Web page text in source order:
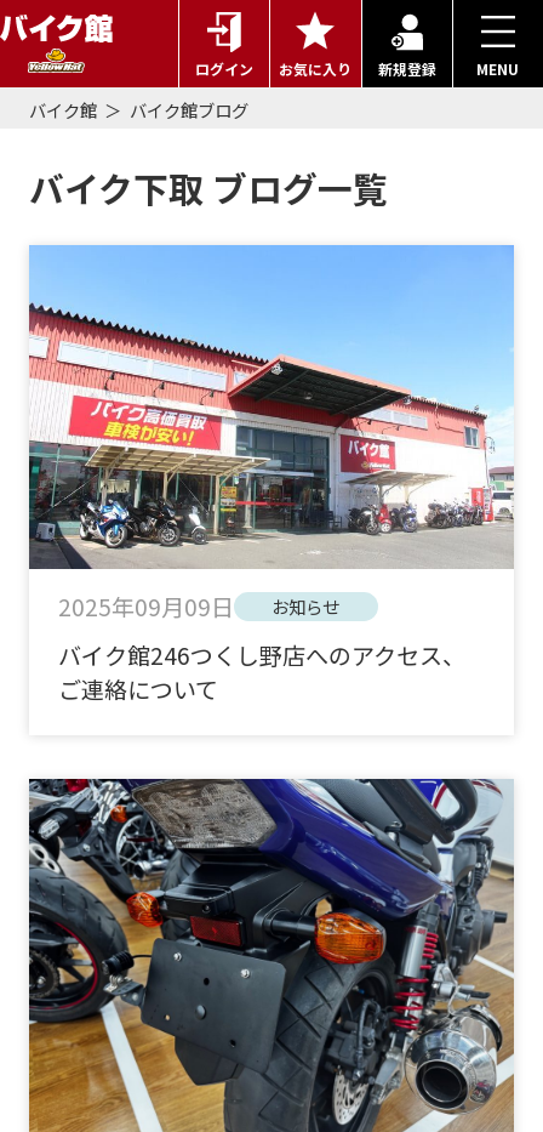
ログイン お気に入り 新規登録 MENU
バイク館 バイク館ブログ
バイク下取 ブログ一覧
2025年09月09日 お知らせ
バイク館246つくし野店へのアクセス、
ご連絡について